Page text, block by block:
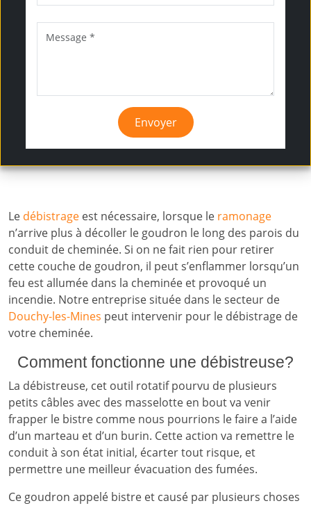
Envoyer
Le débistrage est nécessaire, lorsque le ramonage
n’arrive plus à décoller le goudron le long des parois du
conduit de cheminée. Si on ne fait rien pour retirer
cette couche de goudron, il peut s’enflammer lorsqu’un
feu est allumée dans la cheminée et provoqué un
incendie. Notre entreprise située dans le secteur de
Douchy-les-Mines peut intervenir pour le débistrage de
votre cheminée.
Comment fonctionne une débistreuse?
La débistreuse, cet outil rotatif pourvu de plusieurs
petits câbles avec des masselotte en bout va venir
frapper le bistre comme nous pourrions le faire a l’aide
d’un marteau et d’un burin. Cette action va remettre le
conduit à son état initial, écarter tout risque, et
permettre une meilleur évacuation des fumées.
Ce goudron appelé bistre et causé par plusieurs choses